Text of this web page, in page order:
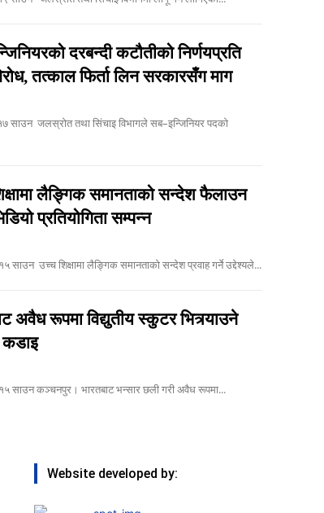
दरबन्दी कटौतीको निर्णयप्रति
तत्काल फिर्ता लिन सरकारसँग माग
विभागले सब–इन्जिनियर पदको
लैङ्गिक समानताको सन्देश फैलाउन
प्रतियोगिता सम्पन्न
साउन उच्च शिक्षामा लैङ्गिक समानताको सन्देश प्रवाह गर्ने उद्देश्यले...
अवैध रूपमा विद्युतीय स्कुटर भित्र्याउने
कडाइ
कञ्चनपुर, १५ साउन कञ्चनपुर। भारतबाट भन्सार छली गरी अवैध रूपमा...
Website developed by: